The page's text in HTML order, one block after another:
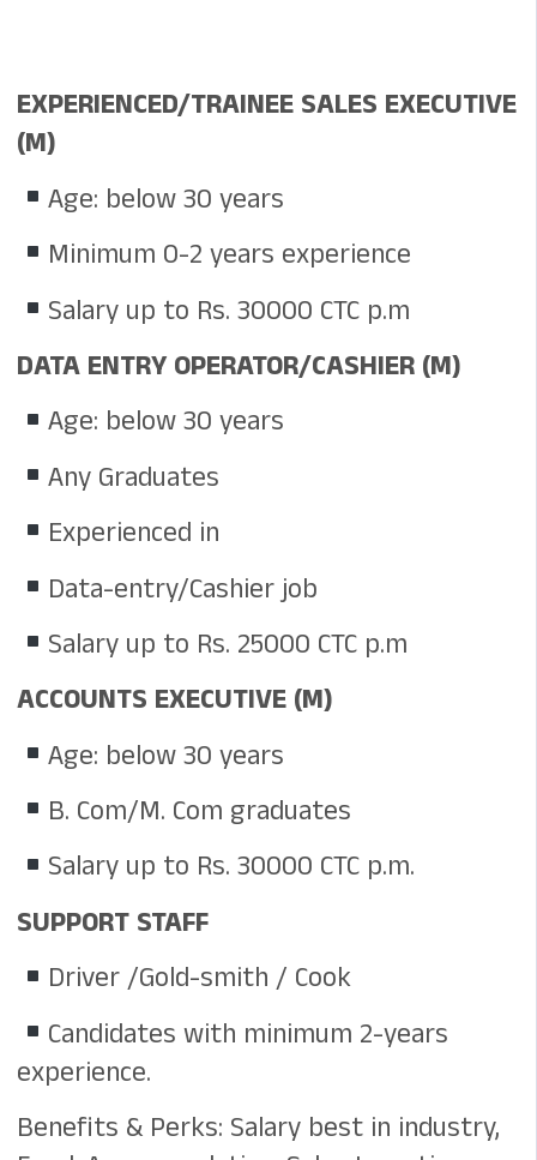
EXPERIENCED/TRAINEE SALES EXECUTIVE
(M)
Age: below 30 years
Minimum 0-2 years experience
Salary up to Rs. 30000 CTC p.m
DATA ENTRY OPERATOR/CASHIER (M)
Age: below 30 years
Any Graduates
Experienced in
Data-entry/Cashier job
Salary up to Rs. 25000 CTC p.m
ACCOUNTS EXECUTIVE (M)
Age: below 30 years
B. Com/M. Com graduates
Salary up to Rs. 30000 CTC p.m.
SUPPORT STAFF
Driver /Gold-smith / Cook
Candidates with minimum 2-years
experience.
Benefits & Perks: Salary best in industry,